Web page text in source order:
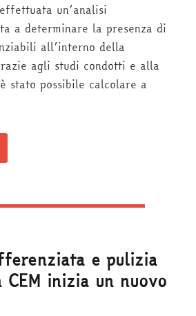
un’analisi
a determinare la presenza di
all’interno della
agli studi condotti e alla
stato possibile calcolare a
e pulizia
inizia un nuovo